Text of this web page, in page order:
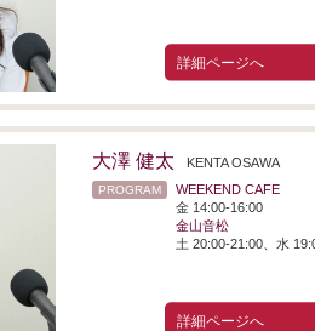
詳細ページへ
大澤 健太 KENTA OSAWA
PROGRAM
WEEKEND CAFE
金 14:00-16:00
金山音松
土 20:00-21:00、水
詳細ページへ